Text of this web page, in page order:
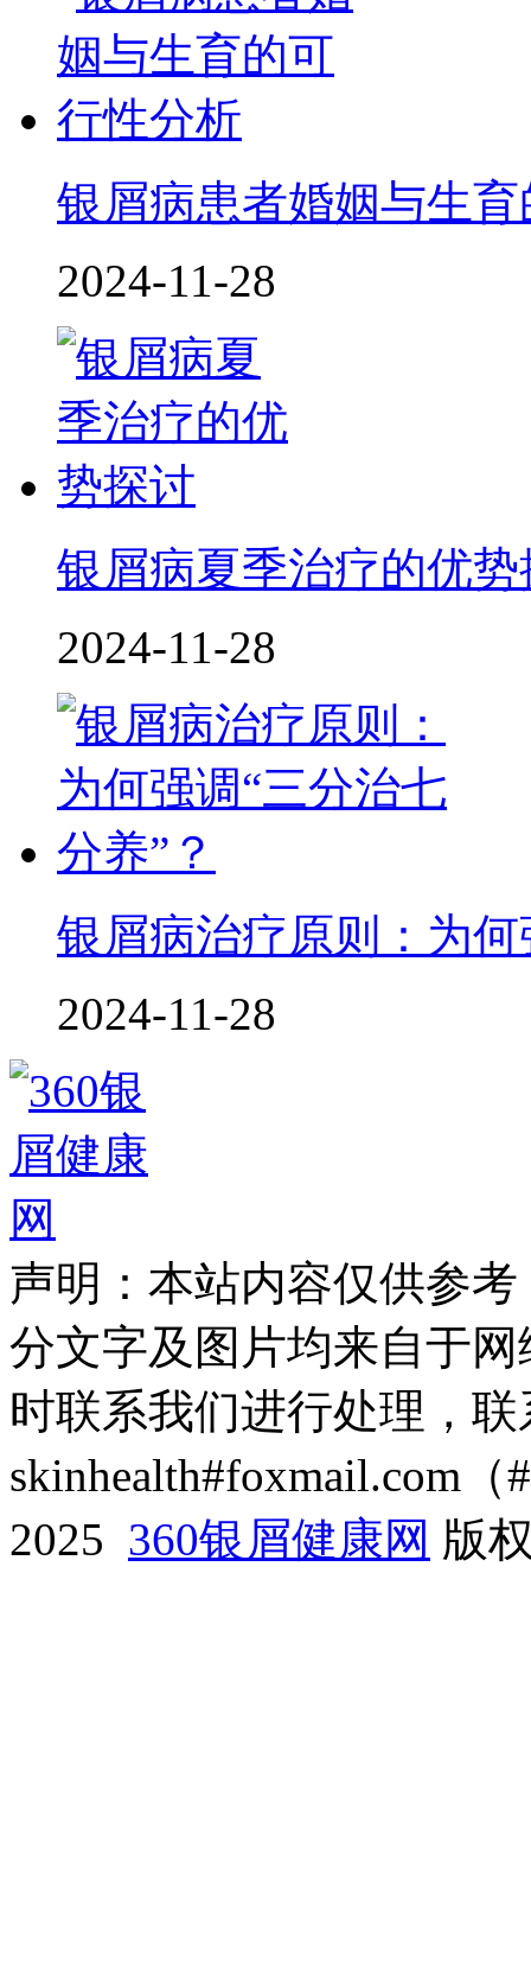
银屑病患者婚姻与生
2024-11-28
银屑病夏季治疗的优势
2024-11-28
银屑病治疗原则：为
2024-11-28
声明：本站内容仅供参
分文字及图片均来自于
时联系我们进行处理，
skinhealth#foxmail.com（
2025 360银屑健康网 版